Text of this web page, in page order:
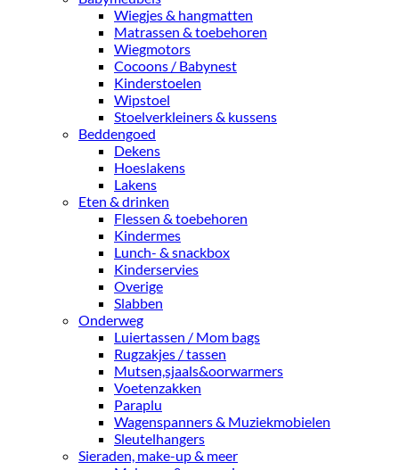
Wiegjes & hangmatten
Matrassen & toebehoren
Wiegmotors
Cocoons / Babynest
Kinderstoelen
Wipstoel
Stoelverkleiners & kussens
Beddengoed
Dekens
Hoeslakens
Lakens
Eten & drinken
Flessen & toebehoren
Kindermes
Lunch- & snackbox
Kinderservies
Overige
Slabben
Onderweg
Luiertassen / Mom bags
Rugzakjes / tassen
Mutsen,sjaals&oorwarmers
Voetenzakken
Paraplu
Wagenspanners & Muziekmobielen
Sleutelhangers
Sieraden, make-up & meer